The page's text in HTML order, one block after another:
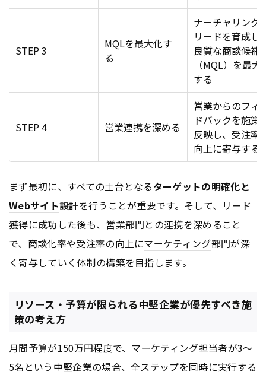
STEP 3
MQLを最大化す
る
ナーチャリング
リードを育成し
良質な商談候補
（MQL）を最大
する
STEP 4 営業連携を深める
営業からのフィ
ドバックを施策
反映し、受注率
向上に寄与する
まず最初に、すべての土台となるターゲットの明確化と
Webサイト設計を行うことが重要です。そして、リード
獲得に成功した後も、営業部門との連携を深めること
で、商談化率や受注率の向上にマーケティング部門が深
く寄与していく体制の構築を目指します。
リソース・予算が限られる中堅企業が優先すべき施
策の考え方
月間予算が150万円程度で、 マーケティング担当者が3〜
5名という中堅企業の場合、全ステップを同時に実行する